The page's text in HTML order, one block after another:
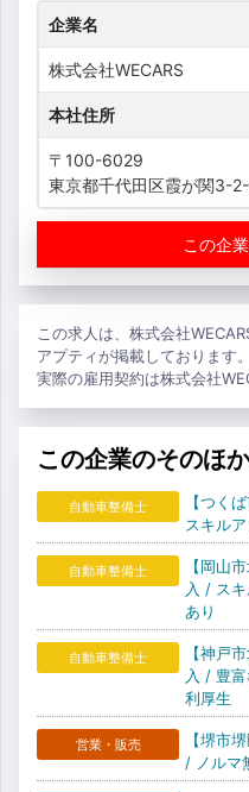
企業名
株式会社WECARS
本社住所
〒100-6029
東京都千代田区霞が関3-
この企
この求人は、株式会社
アプティが掲載しております。
実際の雇用契約は株式会社
この企業のそのほ
自動車整備士
【つく
スキル
自動車整備士
【岡山
入 / ス
あり
自動車整備士
【神戸
入 / 豊
利厚生
営業・販売
【堺市
/ ノルマ